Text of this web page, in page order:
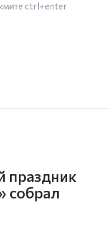
ctrl+enter
праздник
собрал